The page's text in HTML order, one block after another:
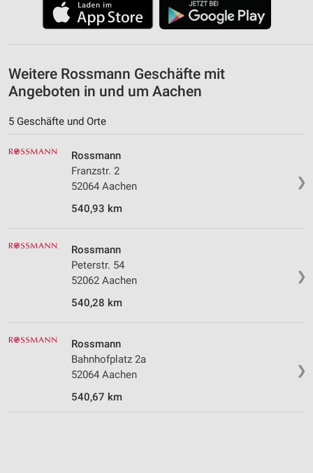
Weitere Rossmann Geschäfte mit
Angeboten in und um Aachen
5 Geschäfte und Orte
❯
Rossmann
Franzstr. 2
52064 Aachen
540,93 km
❯
Rossmann
Peterstr. 54
52062 Aachen
540,28 km
❯
Rossmann
Bahnhofplatz 2a
52064 Aachen
540,67 km
Verwendung von Profilen zur Auswahl
personalisierter Werbung
von Inhalten
Verwendung von Profilen zur Auswahl
Messung der Performance von Inhalten
Kombinationen von Daten aus verschiedenen
Entwicklung und Verbesserung der Angebote
Verwendung reduzierter Daten zur Auswahl von
Verwendung genauer Standortdaten
Geräte anhand von aktiv angeforderten
Informationen identifizieren
Nicht-IAB-Verarbeitungszwecke: